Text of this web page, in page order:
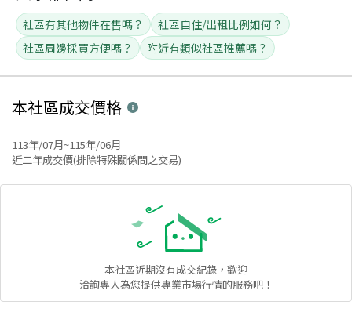
社區有其他物件在售嗎？
社區自住/出租比例如何？
社區周邊採買方便嗎？
附近有類似社區推薦嗎？
本社區成交價格
113年/07月~115年/06月
近二年成交價(排除特殊關係間之交易)
本社區近期沒有成交紀錄，歡迎
洽詢專人為您提供專業市場行情的服務吧！